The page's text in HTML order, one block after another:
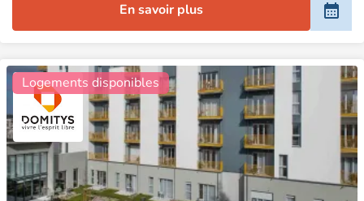
En savoir plus
Logements disponibles